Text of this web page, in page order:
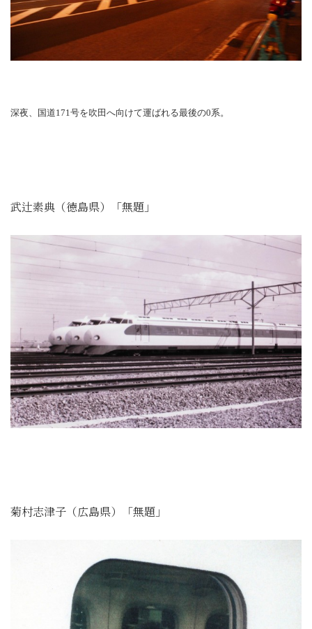
深夜、国道171号を吹田へ向けて運ばれる最後の0系。
武辻素典（徳島県）「無題」
菊村志津子（広島県）「無題」